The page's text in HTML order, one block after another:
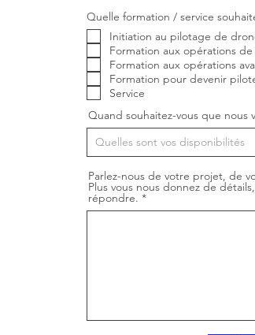
Quelle formation / service
Initiation au pilotage de
Formation aux opérations de
Formation aux opérations
Formation pour devenir
Service
Quand souhaitez-vous que nous
Parlez-nous de votre projet, de
Plus vous nous donnez de
répondre.